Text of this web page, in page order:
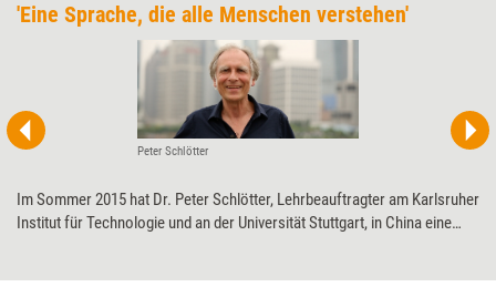
'Eine Sprache, die alle Menschen verstehen'
Peter Schlötter
Im Sommer 2015 hat Dr. Peter Schlötter, Lehrbeauftragter am Karlsruher
Institut für Technologie und an der Universität Stuttgart, in China eine